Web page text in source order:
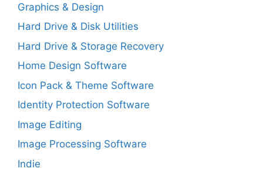
Graphics & Design
Hard Drive & Disk Utilities
Hard Drive & Storage Recovery
Home Design Software
Icon Pack & Theme Software
Identity Protection Software
Image Editing
Image Processing Software
Indie